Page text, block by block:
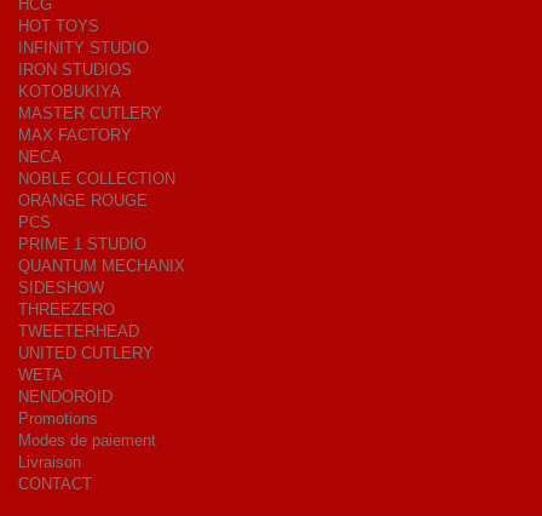
HCG
HOT TOYS
INFINITY STUDIO
IRON STUDIOS
KOTOBUKIYA
MASTER CUTLERY
MAX FACTORY
NECA
NOBLE COLLECTION
ORANGE ROUGE
PCS
PRIME 1 STUDIO
QUANTUM MECHANIX
SIDESHOW
THREEZERO
TWEETERHEAD
UNITED CUTLERY
WETA
NENDOROID
Promotions
Modes de paiement
Livraison
CONTACT